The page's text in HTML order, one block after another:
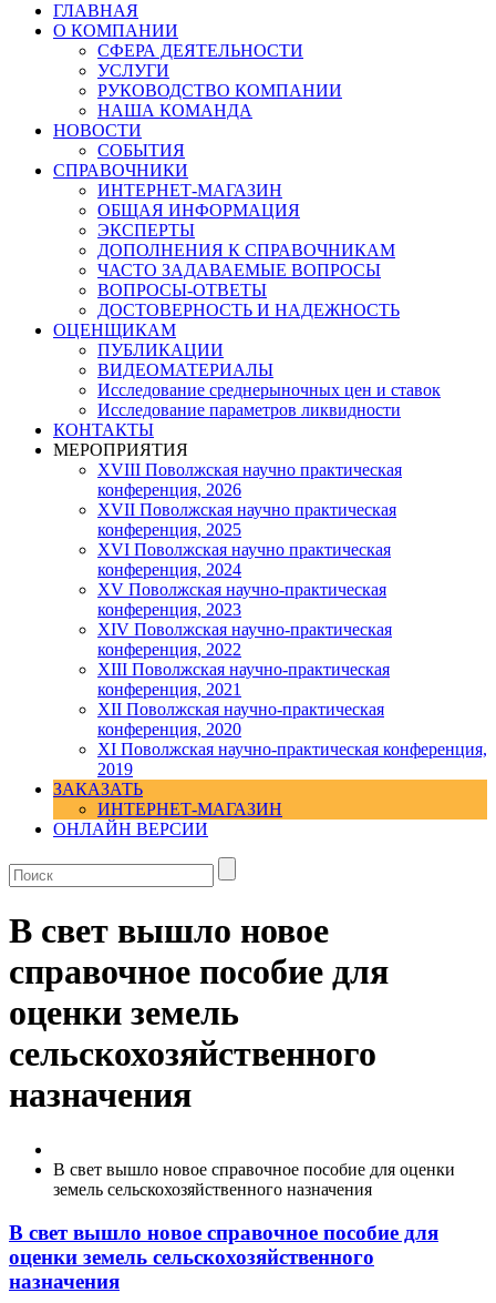
ГЛАВНАЯ
О КОМПАНИИ
СФЕРА ДЕЯТЕЛЬНОСТИ
УСЛУГИ
РУКОВОДСТВО КОМПАНИИ
НАША КОМАНДА
НОВОСТИ
СОБЫТИЯ
СПРАВОЧНИКИ
ИНТЕРНЕТ-МАГАЗИН
ОБЩАЯ ИНФОРМАЦИЯ
ЭКСПЕРТЫ
ДОПОЛНЕНИЯ К СПРАВОЧНИКАМ
ЧАСТО ЗАДАВАЕМЫЕ ВОПРОСЫ
ВОПРОСЫ-ОТВЕТЫ
ДОСТОВЕРНОСТЬ И НАДЕЖНОСТЬ
ОЦЕНЩИКАМ
ПУБЛИКАЦИИ
ВИДЕОМАТЕРИАЛЫ
Исследование среднерыночных цен и ставок
Исследование параметров ликвидности
КОНТАКТЫ
МЕРОПРИЯТИЯ
XVIII Поволжская научно практическая
конференция, 2026
XVII Поволжская научно практическая
конференция, 2025
XVI Поволжская научно практическая
конференция, 2024
ХV Поволжская научно-практическая
конференция, 2023
ХIV Поволжская научно-практическая
конференция, 2022
ХIII Поволжская научно-практическая
конференция, 2021
ХII Поволжская научно-практическая
конференция, 2020
XI Поволжская научно-практическая конференция,
2019
ЗАКАЗАТЬ
ИНТЕРНЕТ-МАГАЗИН
ОНЛАЙН ВЕРСИИ
В свет вышло новое
справочное пособие для
оценки земель
сельскохозяйственного
назначения
В свет вышло новое справочное пособие для оценки
земель сельскохозяйственного назначения
В свет вышло новое справочное пособие для
оценки земель сельскохозяйственного
назначения